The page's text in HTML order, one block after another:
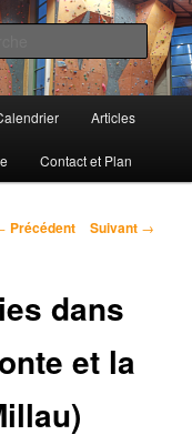
Articles
Contact et Plan
Précédent Suivant →
dans
et la